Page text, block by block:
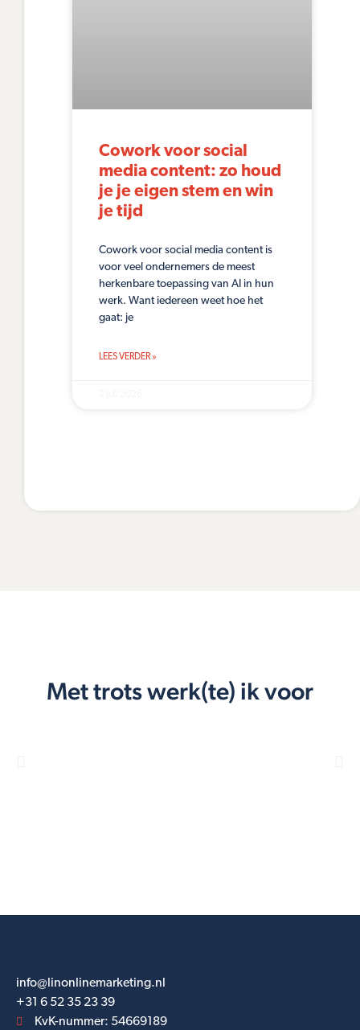
Cowork voor social
media content: zo houd
je je eigen stem en win
je tijd
Cowork voor social media content is
voor veel ondernemers de meest
herkenbare toepassing van AI in hun
werk. Want iedereen weet hoe het
gaat: je
LEES VERDER »
Met trots werk(te) ik voor
info@linonlinemarketing.nl
+31 6 52 35 23 39
KvK-nummer: 54669189